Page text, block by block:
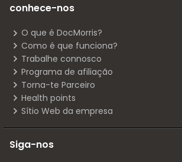
conhece-nos
O que é DocMorris?
Como é que funciona?
Trabalhe connosco
Programa de afiliação
Torna-te Parceiro
Health points
Sítio Web da empresa
Siga-nos